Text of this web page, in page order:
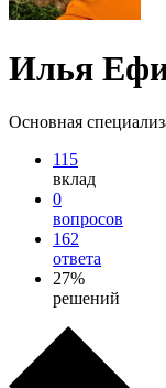
Илья
Основная
115
вклад
0
вопросов
162
ответа
27%
решений